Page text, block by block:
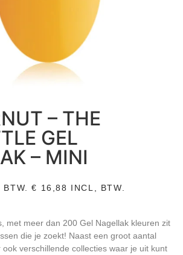
– THE
GEL
– MINI
BTW.€ 16,88 INCL, BTW.
met meer dan 200 Gel Nagellak kleuren zit
die je zoekt! Naast een groot aantal
ook verschillende collecties waar je uit kunt